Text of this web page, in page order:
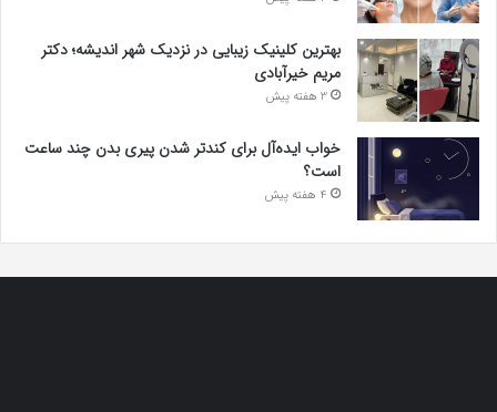
بهترین کلینیک زیبایی در نزدیک شهر اندیشه؛ دکتر
مریم خیرآبادی
3 هفته پیش
خواب ایده‌آل برای کندتر شدن پیری بدن چند ساعت
است؟
4 هفته پیش